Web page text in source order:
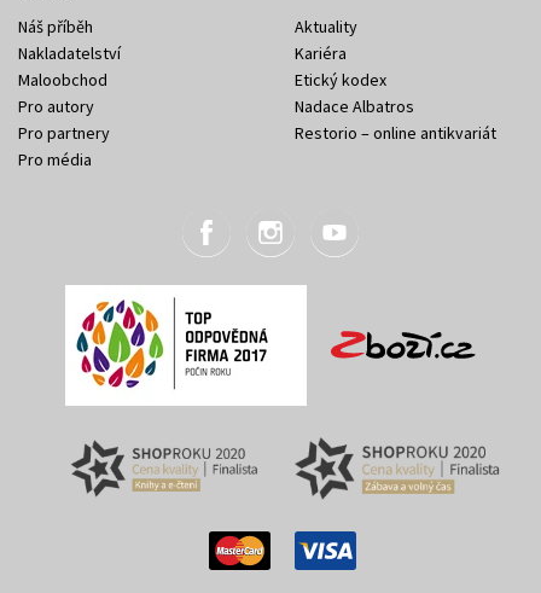
Náš příběh
Nakladatelství
Maloobchod
Pro autory
Pro partnery
Pro média
Aktuality
Kariéra
Etický kodex
Nadace Albatros
Restorio – online antikvariát